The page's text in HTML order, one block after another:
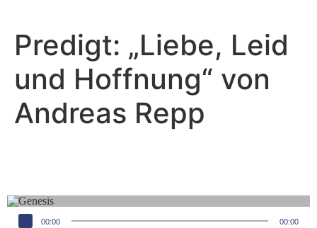
Predigt: „Liebe, Leid
und Hoffnung“ von
Andreas Repp
Audio-Player
00:00 00:00